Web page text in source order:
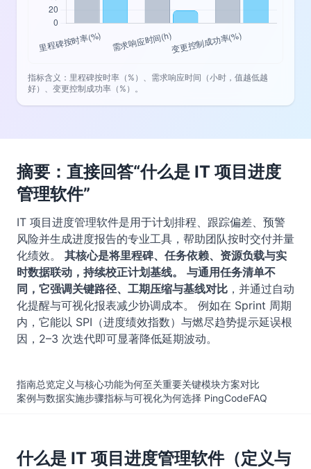
指标含义：里程碑按时率（%）、需求响应时间（小时，值越低越
好）、变更控制成功率（%）。
摘要：直接回答“什么是 IT 项目进度
管理软件”
IT 项目进度管理软件是用于计划排程、跟踪偏差、预警
风险并生成进度报告的专业工具，帮助团队按时交付并量
化绩效。 其核心是将里程碑、任务依赖、资源负载与实
时数据联动，持续校正计划基线。
与通用任务清单不
同，它强调关键路径、工期压缩与基线对比 ，并通过自动
化提醒与可视化报表减少协调成本。 例如在 Sprint 周期
内，它能以 SPI（进度绩效指数）与燃尽趋势提示延误根
因，2–3 次迭代即可显著降低延期波动。
指南总览定义与核心功能为何至关重要关键模块方案对比
案例与数据实施步骤指标与可视化为何选择 PingCodeFAQ
什么是 IT 项目进度管理软件（定义与